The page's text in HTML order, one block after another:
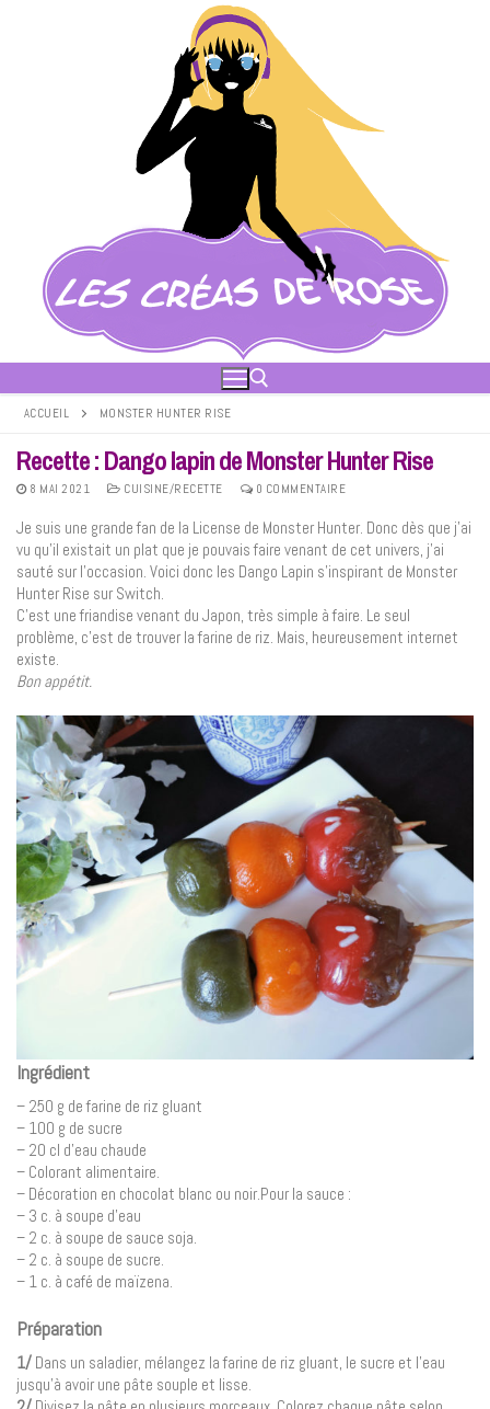
Rechercher :
ACCUEIL MONSTER HUNTER RISE
Recette : Dango lapin de Monster Hunter Rise
8 MAI 2021 CUISINE/RECETTE 0 COMMENTAIRE
Je suis une grande fan de la License de Monster Hunter. Donc dès que j’ai
vu qu’il existait un plat que je pouvais faire venant de cet univers, j’ai
sauté sur l’occasion. Voici donc les Dango Lapin s’inspirant de Monster
Hunter Rise sur Switch.
C’est une friandise venant du Japon, très simple à faire. Le seul
problème, c’est de trouver la farine de riz. Mais, heureusement internet
existe.
Bon appétit.
Ingrédient
– 250 g de farine de riz gluant
– 100 g de sucre
– 20 cl d’eau chaude
– Colorant alimentaire.
– Décoration en chocolat blanc ou noir.Pour la sauce :
– 3 c. à soupe d’eau
– 2 c. à soupe de sauce soja.
– 2 c. à soupe de sucre.
– 1 c. à café de maïzena.
Préparation
1/ Dans un saladier, mélangez la farine de riz gluant, le sucre et l’eau
jusqu’à avoir une pâte souple et lisse.